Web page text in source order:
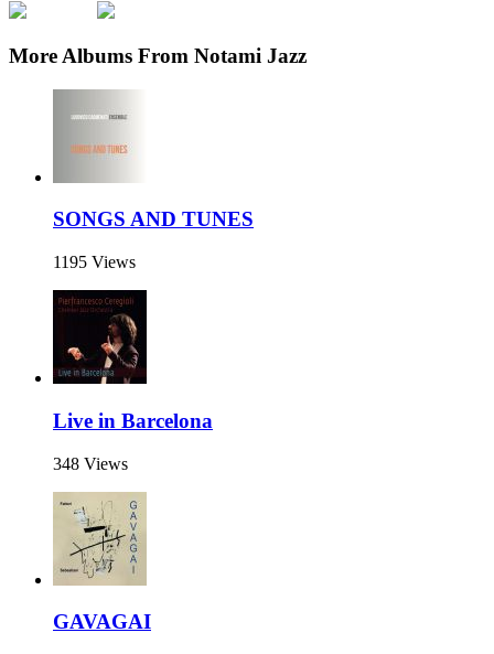
More Albums From Notami Jazz
SONGS AND TUNES
1195 Views
Live in Barcelona
348 Views
GAVAGAI